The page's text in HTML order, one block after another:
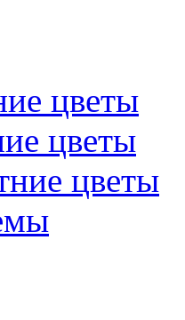
цветы
цветы
цветы